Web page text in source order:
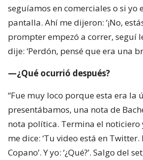
seguíamos en comerciales o si yo
pantalla. Ahí me dijeron: ‘¡No,
prompter empezó a correr, seguí
dije: ‘Perdón, pensé que era una
—¿Qué ocurrió después?
“Fue muy loco porque esta era la
presentábamos, una nota de
nota política. Termina el noticiero
me dice: ‘Tu video está en
Copano’. Y yo: ‘¿Qué?’. Salgo del